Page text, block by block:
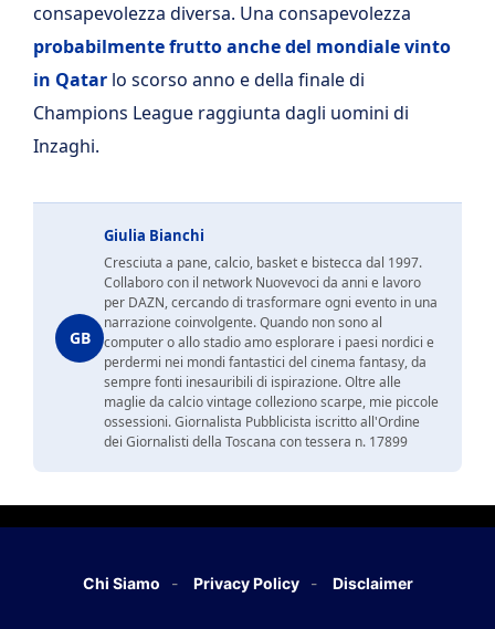
consapevolezza diversa. Una consapevolezza
probabilmente frutto anche del mondiale vinto
in Qatar lo scorso anno e della finale di
Champions League raggiunta dagli uomini di
Inzaghi.
GB
Giulia Bianchi
Cresciuta a pane, calcio, basket e bistecca dal 1997.
Collaboro con il network Nuovevoci da anni e lavoro
per DAZN, cercando di trasformare ogni evento in una
narrazione coinvolgente. Quando non sono al
computer o allo stadio amo esplorare i paesi nordici e
perdermi nei mondi fantastici del cinema fantasy, da
sempre fonti inesauribili di ispirazione. Oltre alle
maglie da calcio vintage colleziono scarpe, mie piccole
ossessioni. Giornalista Pubblicista iscritto all'Ordine
dei Giornalisti della Toscana con tessera n. 17899
Chi Siamo Privacy Policy Disclaimer